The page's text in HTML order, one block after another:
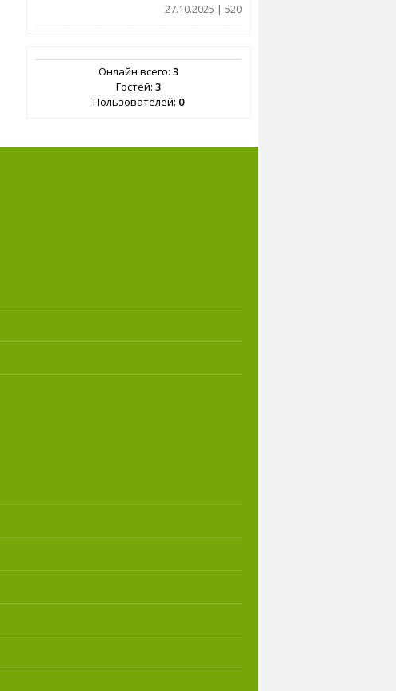
27.10.2025 | 520
Онлайн всего: 3
Гостей: 3
Пользователей: 0